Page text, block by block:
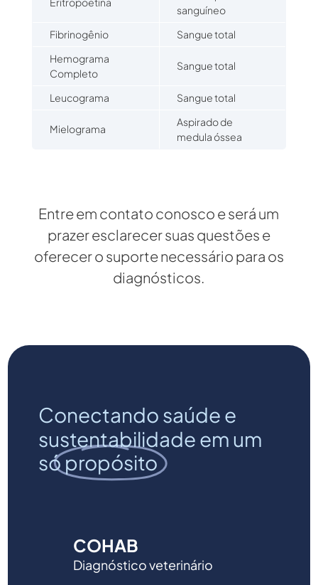
sanguíneo
Fibrinogênio
Sangue total
Hemograma
Completo
Sangue total
Leucograma Sangue total
Mielograma
Aspirado de
medula óssea
Entre em contato conosco e será um
prazer esclarecer suas questões e
oferecer o suporte necessário para os
diagnósticos.
Conectando saúde e
sustentabilidade em um
sópropósito
COHAB
Diagnóstico veterinário